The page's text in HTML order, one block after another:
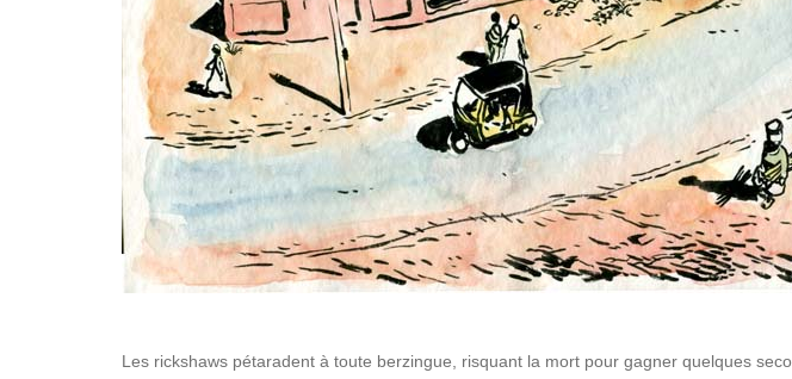
Les rickshaws pétaradent à toute berzingue, risquant la mort pour gagner quelques